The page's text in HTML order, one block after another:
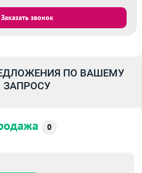
Заказать звонок
ПО ВАШЕМУ
ЗАПРОСУ
0